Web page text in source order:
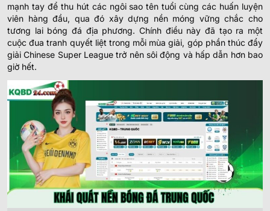
mạnh tay để thu hút các ngôi sao tên tuổi cùng các huấn luyện
viên hàng đầu, qua đó xây dựng nền móng vững chắc cho
tương lai bóng đá địa phương. Chính điều này đã tạo ra một
cuộc đua tranh quyết liệt trong mỗi mùa giải, góp phần thúc đẩy
giải Chinese Super League trở nên sôi động và hấp dẫn hơn bao
giờ hết.